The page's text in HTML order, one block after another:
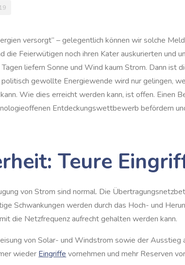
versorgt“ – gelegentlich können wir solche
die Feierwütigen noch ihren Kater auskurierten und
liefern Sonne und Wind kaum Strom. Dann
gewollte Energiewende wird nur gelingen,
Wie dies erreicht werden kann, ist offen. Einen
Entdeckungswettbewerb befördern
Teure
von Strom sind normal. Die
Schwankungen werden durch das Hoch- und
die Netzfrequenz aufrecht gehalten werden kann.
von Solar- und Windstrom sowie der
wieder Eingriffe vornehmen und mehr Reserven